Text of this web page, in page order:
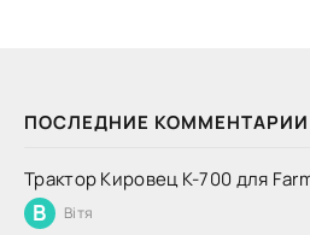
ПОСЛЕДНИЕ КОММЕНТАРИИ
Трактор Кировец К-700 для
В Вітя